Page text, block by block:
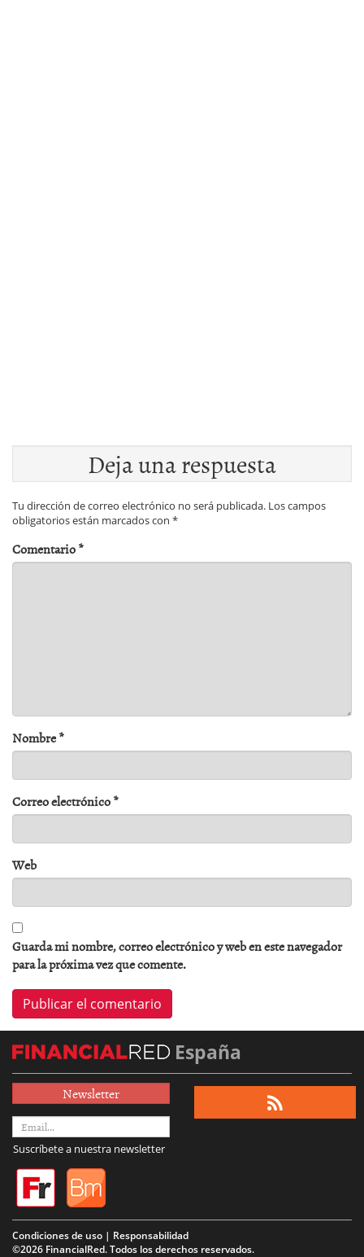
Deja una respuesta
Tu dirección de correo electrónico no será publicada. Los campos
obligatorios están marcados con *
Comentario*
Nombre*
Correo electrónico*
Web
Guarda mi nombre, correo electrónico y web en este navegador
para la próxima vez que comente.
España
Newsletter
Suscríbete a nuestra newsletter
Condiciones de uso | Responsabilidad
©2026 FinancialRed. Todos los derechos reservados.